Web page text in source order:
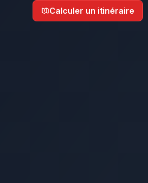
Calculer un itinéraire